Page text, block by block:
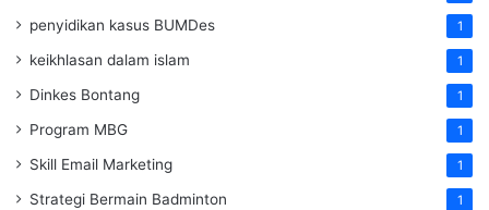
penyidikan kasus BUMDes 1
keikhlasan dalam islam 1
Dinkes Bontang 1
Program MBG 1
Skill Email Marketing 1
Strategi Bermain Badminton 1